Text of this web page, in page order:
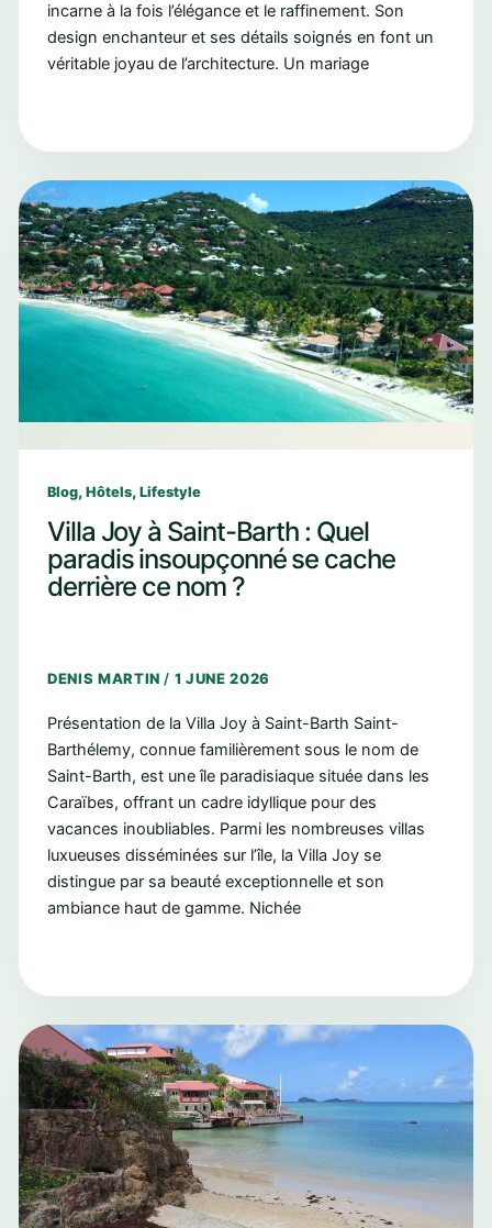
incarne à la fois l’élégance et le raffinement. Son
design enchanteur et ses détails soignés en font un
véritable joyau de l’architecture. Un mariage
Blog, Hôtels, Lifestyle
Villa Joy à Saint-Barth : Quel
paradis insoupçonné se cache
derrière ce nom ?
DENIS MARTIN / 1 JUNE 2026
Présentation de la Villa Joy à Saint-Barth Saint-
Barthélemy, connue familièrement sous le nom de
Saint-Barth, est une île paradisiaque située dans les
Caraïbes, offrant un cadre idyllique pour des
vacances inoubliables. Parmi les nombreuses villas
luxueuses disséminées sur l’île, la Villa Joy se
distingue par sa beauté exceptionnelle et son
ambiance haut de gamme. Nichée